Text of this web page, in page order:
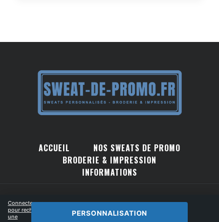
ACCUEIL
NOS SWEATS DE PROMO
BRODERIE & IMPRESSION
INFORMATIONS
© 2026 sweat-de-promo.fr - Une marque du
groupe Flock You
Connectez-vous
pour recharger
une
PERSONNALISATION